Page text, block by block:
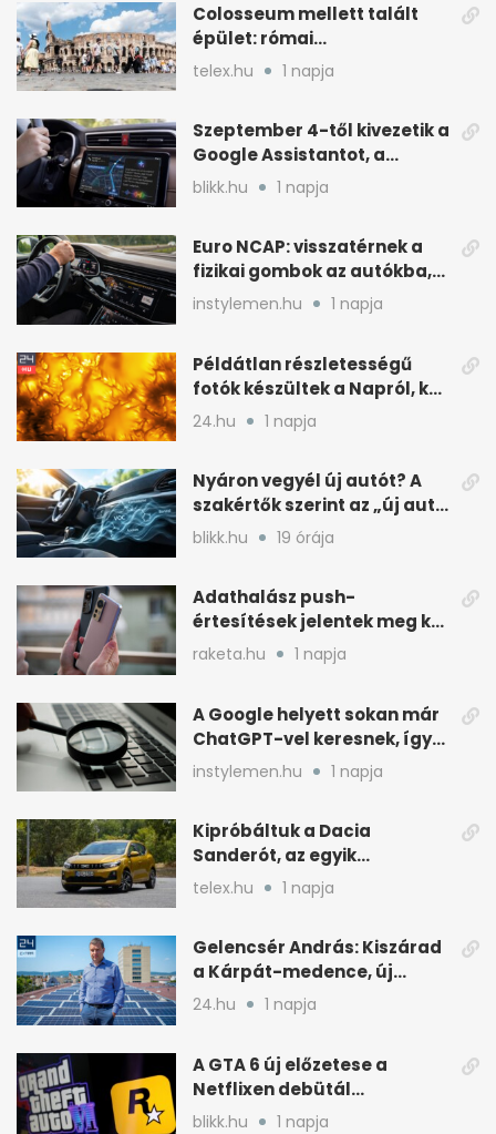
Colosseum mellett talált
épület: római
tűzoltólaktanya vagy
patríciusház?
telex.hu 1 napja
Szeptember 4-től kivezetik a
Google Assistantot, a
Gemini váltja mobilon is
blikk.hu 1 napja
Euro NCAP: visszatérnek a
fizikai gombok az autókba,
kevesebb nyomkodással
instylemen.hu 1 napja
Példátlan részletességű
fotók készültek a Napról, két
rejtély is tisztulhat
24.hu 1 napja
Nyáron vegyél új autót? A
szakértők szerint az „új autó
illat” miatt
blikk.hu 19 órája
Adathalász push-
értesítések jelentek meg két
Xiaomi gyári böngészőjében
raketa.hu 1 napja
A Google helyett sokan már
ChatGPT-vel keresnek, így
változik a rutin
instylemen.hu 1 napja
Kipróbáltuk a Dacia
Sanderót, az egyik
legolcsóbb új autót
Magyarországon
telex.hu 1 napja
Gelencsér András: Kiszárad
a Kárpát-medence, új
áram- és vízdíjat javasol
24.hu 1 napja
A GTA 6 új előzetese a
Netflixen debütál
augusztus 27-én
blikk.hu 1 napja